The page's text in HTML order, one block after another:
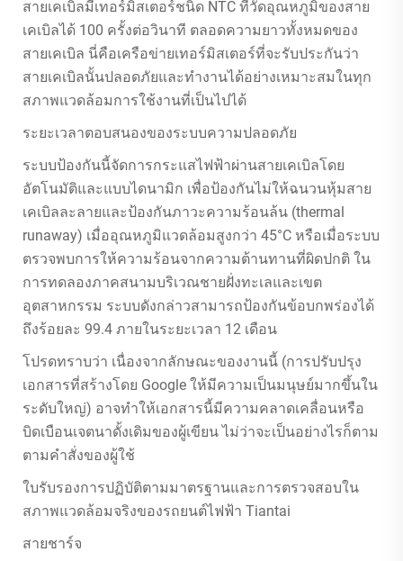
สายเคเบิลมีเทอร์มิสเตอร์ชนิด NTC ที่วัดอุณหภูมิของสาย
เคเบิลได้ 100 ครั้งต่อวินาที ตลอดความยาวทั้งหมดของ
สายเคเบิล นี่คือเครือข่ายเทอร์มิสเตอร์ที่จะรับประกันว่า
สายเคเบิลนั้นปลอดภัยและทำงานได้อย่างเหมาะสมในทุก
สภาพแวดล้อมการใช้งานที่เป็นไปได้
ระยะเวลาตอบสนองของระบบความปลอดภัย
ระบบป้องกันนี้จัดการกระแสไฟฟ้าผ่านสายเคเบิลโดย
อัตโนมัติและแบบไดนามิก เพื่อป้องกันไม่ให้ฉนวนหุ้มสาย
เคเบิลละลายและป้องกันภาวะความร้อนล้น (thermal
runaway) เมื่ออุณหภูมิแวดล้อมสูงกว่า 45°C หรือเมื่อระบบ
ตรวจพบการให้ความร้อนจากความต้านทานที่ผิดปกติ ใน
การทดลองภาคสนามบริเวณชายฝั่งทะเลและเขต
อุตสาหกรรม ระบบดังกล่าวสามารถป้องกันข้อบกพร่องได้
ถึงร้อยละ 99.4 ภายในระยะเวลา 12 เดือน
โปรดทราบว่า เนื่องจากลักษณะของงานนี้ (การปรับปรุง
เอกสารที่สร้างโดย Google ให้มีความเป็นมนุษย์มากขึ้นใน
ระดับใหญ่) อาจทำให้เอกสารนี้มีความคลาดเคลื่อนหรือ
บิดเบือนเจตนาดั้งเดิมของผู้เขียน ไม่ว่าจะเป็นอย่างไรก็ตาม
ตามคำสั่งของผู้ใช้
ใบรับรองการปฏิบัติตามมาตรฐานและการตรวจสอบใน
สภาพแวดล้อมจริงของรถยนต์ไฟฟ้า Tiantai
สายชาร์จ